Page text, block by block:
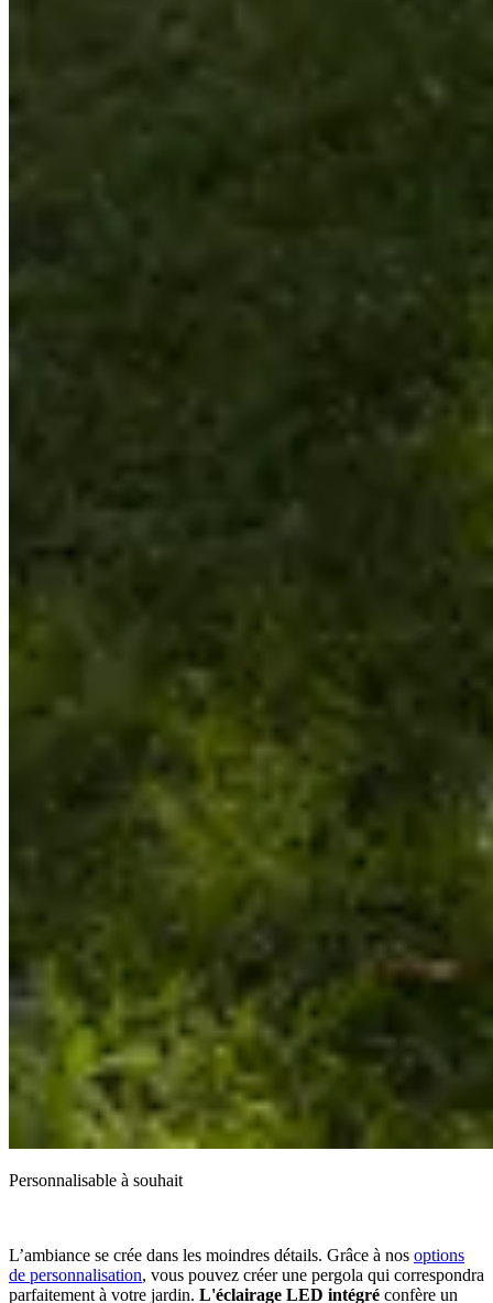
Personnalisable à souhait
L’ambiance se crée dans les moindres détails. Grâce à nos options
de personnalisation, vous pouvez créer une pergola qui correspondra
parfaitement à votre jardin. L'éclairage LED intégré confère un